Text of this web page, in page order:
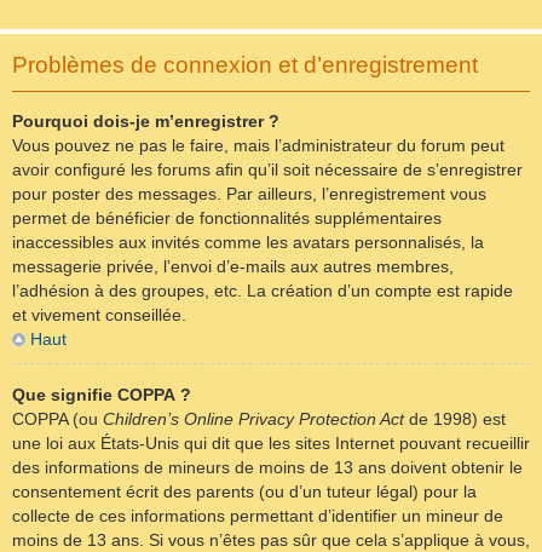
Problèmes de connexion et d’enregistrement
Pourquoi dois-je m’enregistrer ?
Vous pouvez ne pas le faire, mais l’administrateur du forum peut
avoir configuré les forums afin qu’il soit nécessaire de s’enregistrer
pour poster des messages. Par ailleurs, l’enregistrement vous
permet de bénéficier de fonctionnalités supplémentaires
inaccessibles aux invités comme les avatars personnalisés, la
messagerie privée, l’envoi d’e-mails aux autres membres,
l’adhésion à des groupes, etc. La création d’un compte est rapide
et vivement conseillée.
Haut
Que signifie COPPA ?
COPPA (ou Children’s Online Privacy Protection Actde 1998) est
une loi aux États-Unis qui dit que les sites Internet pouvant recueillir
des informations de mineurs de moins de 13 ans doivent obtenir le
consentement écrit des parents (ou d’un tuteur légal) pour la
collecte de ces informations permettant d’identifier un mineur de
moins de 13 ans. Si vous n’êtes pas sûr que cela s’applique à vous,